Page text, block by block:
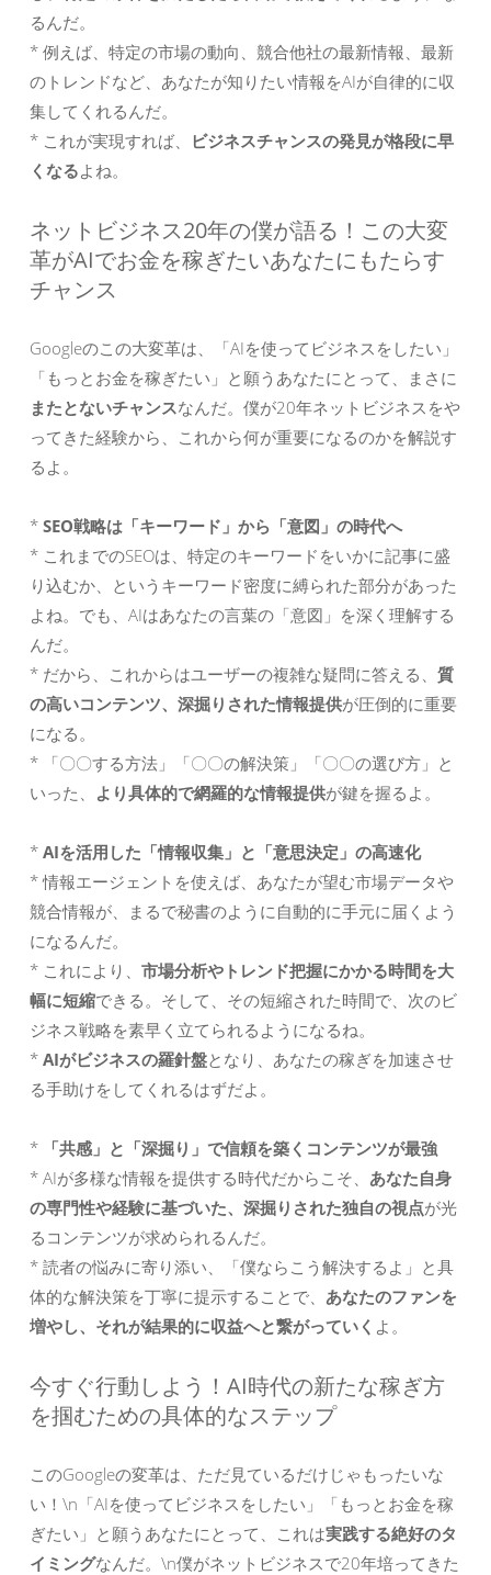
るんだ。
* 例えば、特定の市場の動向、競合他社の最新情報、最新
のトレンドなど、あなたが知りたい情報をAIが自律的に収
集してくれるんだ。
* これが実現すれば、
ビジネスチャンスの発見が格段に早
くなるよね。
ネットビジネス20年の僕が語る！この大変
革がAIでお金を稼ぎたいあなたにもたらす
チャンス
Googleのこの大変革は、「AIを使ってビジネスをしたい」
「もっとお金を稼ぎたい」と願うあなたにとって、まさに
またとないチャンスなんだ。僕が20年ネットビジネスをや
ってきた経験から、これから何が重要になるのかを解説す
るよ。
* SEO戦略は「キーワード」から「意図」の時代へ
* これまでのSEOは、特定のキーワードをいかに記事に盛
り込むか、というキーワード密度に縛られた部分があった
よね。でも、AIはあなたの言葉の「意図」を深く理解する
んだ。
* だから、これからはユーザーの複雑な疑問に答える、 質
の高いコンテンツ、深掘りされた情報提供が圧倒的に重要
になる。
* 「〇〇する方法」「〇〇の解決策」「〇〇の選び方」と
いった、 より具体的で網羅的な情報提供が鍵を握るよ。
* AIを活用した「情報収集」と「意思決定」の高速化
* 情報エージェントを使えば、あなたが望む市場データや
競合情報が、まるで秘書のように自動的に手元に届くよう
になるんだ。
* これにより、 市場分析やトレンド把握にかかる時間を大
幅に短縮できる。そして、その短縮された時間で、次のビ
ジネス戦略を素早く立てられるようになるね。
* AIがビジネスの羅針盤となり、あなたの稼ぎを加速させ
る手助けをしてくれるはずだよ。
*
「共感」と「深掘り」で信頼を築くコンテンツが最強
* AIが多様な情報を提供する時代だからこそ、 あなた自身
の専門性や経験に基づいた、深掘りされた独自の視点が光
るコンテンツが求められるんだ。
* 読者の悩みに寄り添い、「僕ならこう解決するよ」と具
体的な解決策を丁寧に提示することで、 あなたのファンを
増やし、それが結果的に収益へと繋がっていく よ。
今すぐ行動しよう！AI時代の新たな稼ぎ方
を掴むための具体的なステップ
このGoogleの変革は、ただ見ているだけじゃもったいな
い！\n「AIを使ってビジネスをしたい」「もっとお金を稼
ぎたい」と願うあなたにとって、これは実践する絶好のタ
イミングなんだ。\n僕がネットビジネスで20年培ってきた